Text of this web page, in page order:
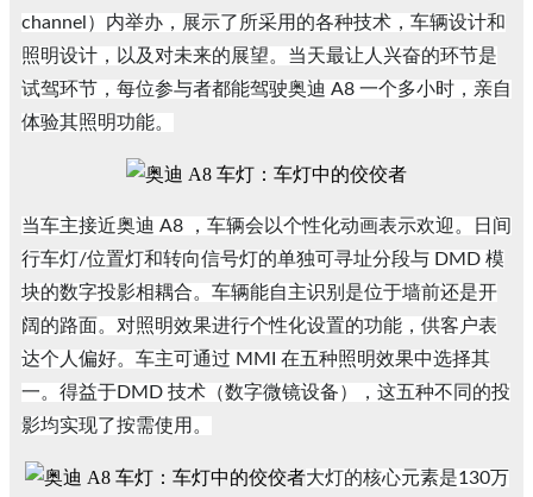
channel）内举办，展示了所采用的各种技术，车辆设计和
照明设计，以及对未来的展望。当天最让人兴奋的环节是
试驾环节，每位参与者都能驾驶奥迪 A8 一个多小时，亲自
体验其照明功能。
当车主接近奥迪 A8 ，车辆会以个性化动画表示欢迎。日间
行车灯/位置灯和转向信号灯的单独可寻址分段与 DMD 模
块的数字投影相耦合。车辆能自主识别是位于墙前还是开
阔的路面。对照明效果进行个性化设置的功能，供客户表
达个人偏好。车主可通过 MMI 在五种照明效果中选择其
一。得益于DMD 技术（数字微镜设备），这五种不同的投
影均实现了按需使用。
大灯的核心元素是130万